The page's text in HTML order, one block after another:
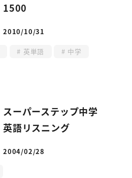
1500
投稿日
2010/10/31
英単語 中学
スーパーステップ中学
英語リスニング
投稿日
2004/02/28